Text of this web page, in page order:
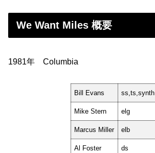
We Want Miles 概要
1981年 Columbia
Bill Evans ss,ts,synth
Mike Stern elg
Marcus Miller elb
Al Foster ds